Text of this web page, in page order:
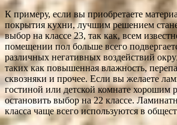
К примеру, если вы приобретаете
покрытия кухни, лучшим решением
выбор на классе 23, так как, всем
помещении пол больше всего
различных негативных воздействий
таких как повышенная влажность,
сквозняки и прочее. Если вы желаете
гостиной или детской комнате хорошим
остановить выбор на 22 классе.
класса чаще всего используются в